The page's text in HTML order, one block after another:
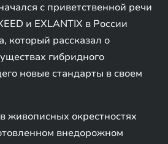
с приветственной речи
и EXLANTIX в России
который рассказал о
гибридного
новые стандарты в своем
живописных окрестностях
внедорожном